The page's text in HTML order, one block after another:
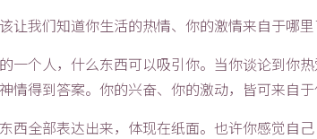
我们知道你生活的热情、你的激情来自于哪里
一个人，什么东西可以吸引你。当你谈论到你
得到答案。你的兴奋、你的激动，皆可来自于
西全部表达出来，体现在纸面。也许你感觉自